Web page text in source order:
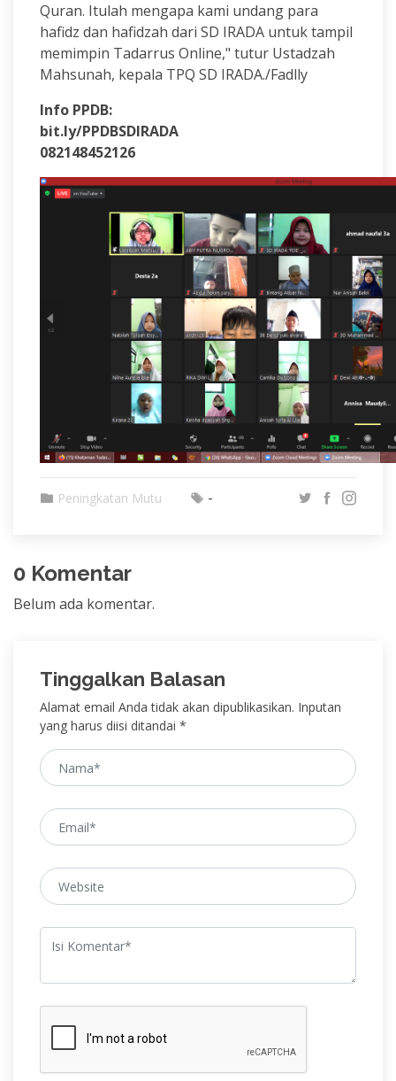
Quran. Itulah mengapa kami undang para
hafidz dan hafidzah dari SD IRADA untuk tampil
memimpin Tadarrus Online," tutur Ustadzah
Mahsunah, kepala TPQ SD IRADA./Fadlly
Info PPDB:
bit.ly/PPDBSDIRADA
082148452126
Peningkatan Mutu -
0 Komentar
Belum ada komentar.
Tinggalkan Balasan
Alamat email Anda tidak akan dipublikasikan. Inputan
yang harus diisi ditandai *